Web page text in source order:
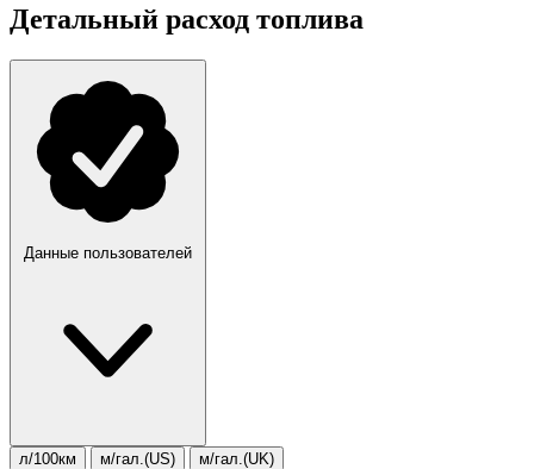
Детальный расход топлива
Данные пользователей
л/100км м/гал.(US) м/гал.(UK)